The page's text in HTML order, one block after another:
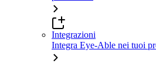
Integrazioni
Integra Eye-Able nei tuoi